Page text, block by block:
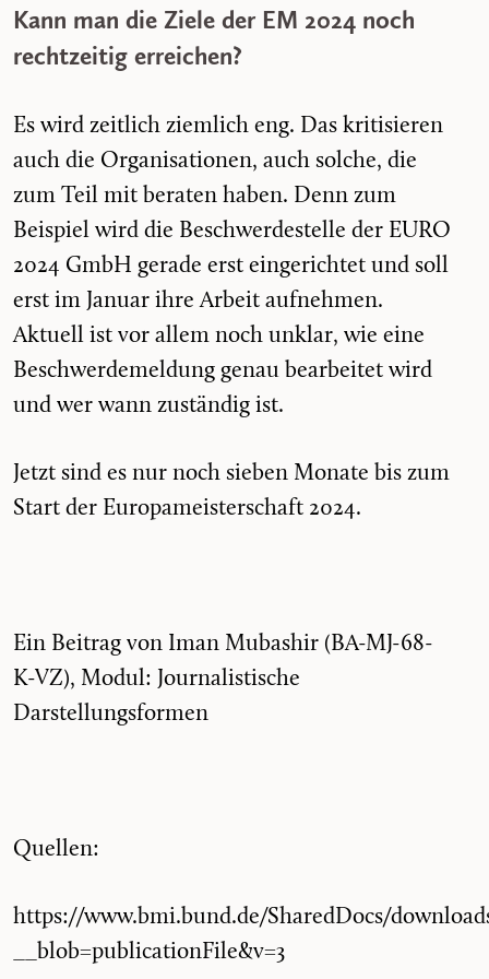
Kann man die Ziele der EM 2024 noch
rechtzeitig erreichen?
Es wird zeitlich ziemlich eng. Das kritisieren
auch die Organisationen, auch solche, die
zum Teil mit beraten haben. Denn zum
Beispiel wird die Beschwerdestelle der EURO
2024 GmbH gerade erst eingerichtet und soll
erst im Januar ihre Arbeit aufnehmen.
Aktuell ist vor allem noch unklar, wie eine
Beschwerdemeldung genau bearbeitet wird
und wer wann zuständig ist.
Jetzt sind es nur noch sieben Monate bis zum
Start der Europameisterschaft 2024.
Ein Beitrag von Iman Mubashir (BA-MJ-68-
K-VZ), Modul: Journalistische
Darstellungsformen
Quellen:
https://www.bmi.bund.de/SharedDocs/
__blob=publicationFile&v=3